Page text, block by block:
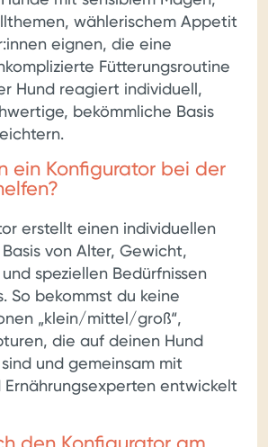
wählerischem Appetit
eignen, die eine
Fütterungsroutine
Hund reagiert individuell,
bekömmliche Basis
ein Konfigurator bei der
erstellt einen individuellen
von Alter, Gewicht,
speziellen Bedürfnissen
So bekommst du keine
„klein/mittel/groß“,
die auf deinen Hund
und gemeinsam mit
Ernährungsexperten entwickelt